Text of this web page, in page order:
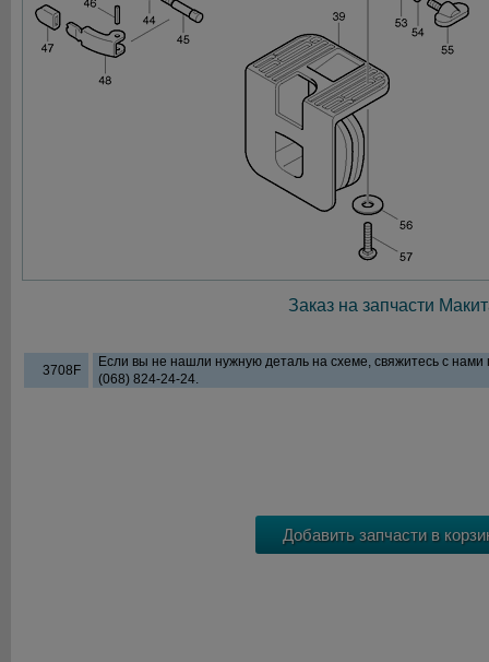
Заказ на запчасти
3708F
Если вы не нашли нужную деталь на схеме, свяжитесь с
(068) 824-24-24.